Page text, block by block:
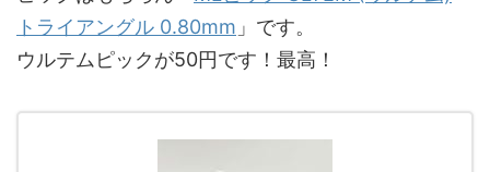
トライアングル 0.80mm 」です。
ウルテムピックが50円です！最高！